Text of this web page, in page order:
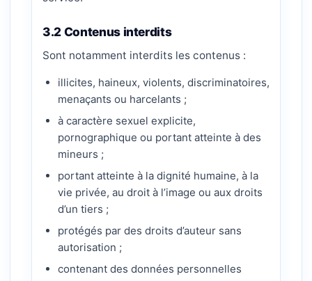
3.2 Contenus interdits
Sont notamment interdits les contenus :
illicites, haineux, violents, discriminatoires,
menaçants ou harcelants ;
à caractère sexuel explicite,
pornographique ou portant atteinte à des
mineurs ;
portant atteinte à la dignité humaine, à la
vie privée, au droit à l’image ou aux droits
d’un tiers ;
protégés par des droits d’auteur sans
autorisation ;
contenant des données personnelles